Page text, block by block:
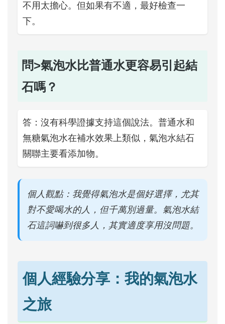
不用太擔心。但如果有不適，最好檢查一
下。
問>氣泡水比普通水更容易引起結
石嗎？
答：沒有科學證據支持這個說法。普通水和
無糖氣泡水在補水效果上類似，氣泡水結石
關聯主要看添加物。
個人觀點：我覺得氣泡水是個好選擇，尤其
對不愛喝水的人，但千萬別過量。氣泡水結
石這詞嚇到很多人，其實適度享用沒問題。
個人經驗分享：我的氣泡水
之旅